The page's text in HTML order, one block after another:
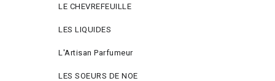
LE CHEVREFEUILLE
LES LIQUIDES
L'Artisan Parfumeur
LES SOEURS DE NOE